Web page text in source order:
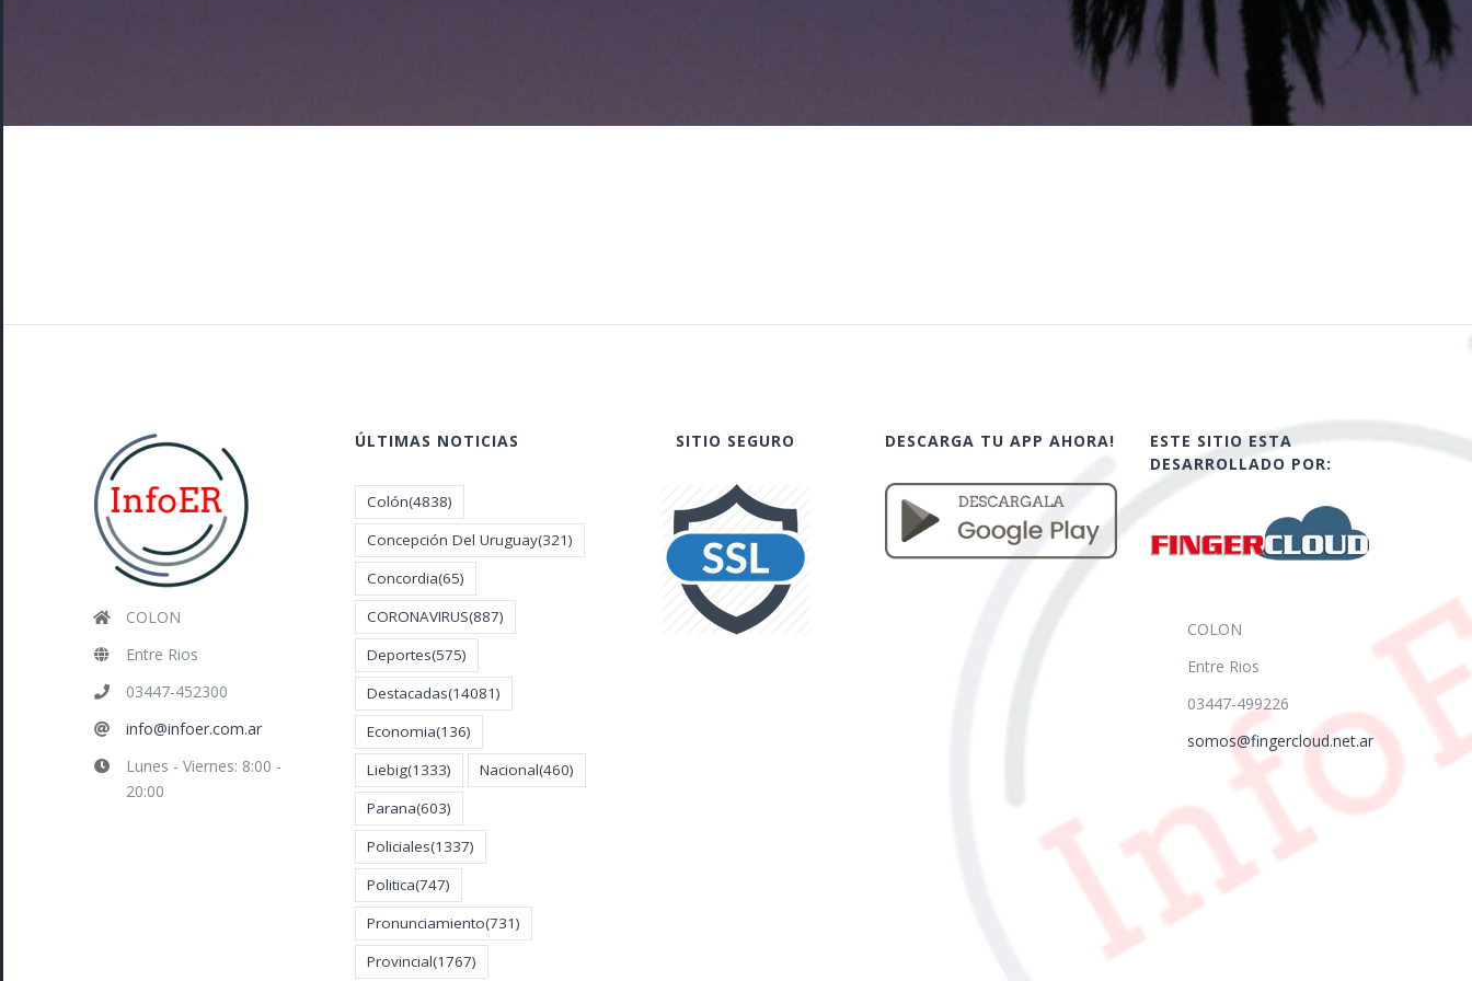
COLON
Entre Rios
03447-452300
info@infoer.com.ar
Lunes - Viernes: 8:00 -
20:00
ÚLTIMAS NOTICIAS
Colón(4838)
Concepción Del Uruguay(321)
Concordia(65)
CORONAVIRUS(887)
Deportes(575)
Destacadas(14081)
Economia(136)
Liebig(1333) Nacional(460)
Parana(603)
Policiales(1337)
Politica(747)
Pronunciamiento(731)
Provincial(1767)
SITIO SEGURO DESCARGA TU APP AHORA!
ESTE SITIO ESTA
DESARROLLADO POR:
COLON
Entre Rios
03447-499226
somos@fingercloud.net.ar